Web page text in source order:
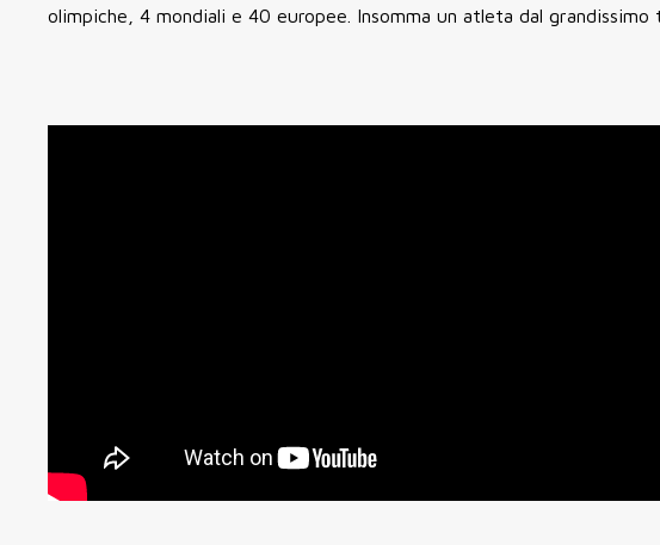
olimpiche, 4 mondiali e 40 europee. Insomma un atleta dal grandissimo